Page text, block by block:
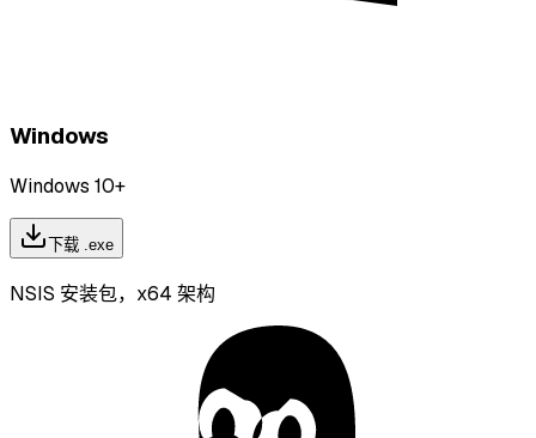
Windows
Windows 10+
下载 .exe
NSIS 安装包，x64 架构